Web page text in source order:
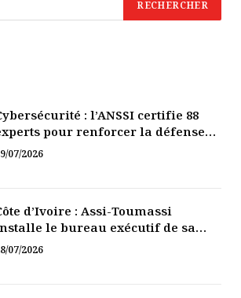
: l’ANSSI certifie 88
pour renforcer la défense
de la Côte d’Ivoire
07/2026
d’Ivoire : Assi-Toumassi
le bureau exécutif de sa
de développement
07/2026